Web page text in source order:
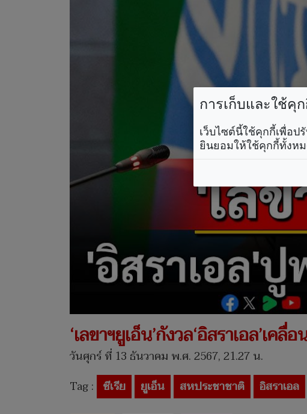
‘เลขาฯยูเอ็น’กังวล‘อิสราเอล’เ
วันศุกร์ ที่ 13 ธันวาคม พ.ศ. 2567, 21.27 น.
Tag : ซีเรีย ยูเอ็น สหประชาชาติ อิสราเอล
การเก็บและใช้คุ
เว็บไซต์นี้ใช้คุกกี้เพื่อป
ยินยอมให้ใช้คุกกี้ทั้งห